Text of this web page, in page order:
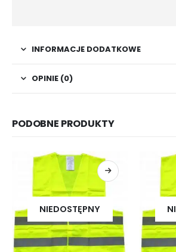
INFORMACJE DODATKOWE
OPINIE (0)
PODOBNE PRODUKTY
NIEDOSTĘPNY